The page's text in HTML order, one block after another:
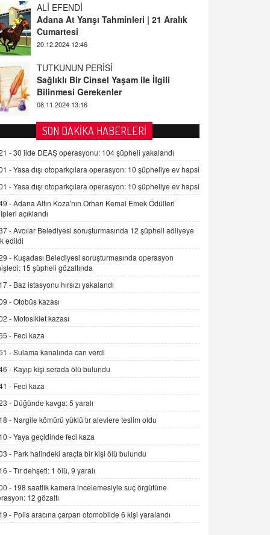
ALİ EFENDİ
Adana At Yarışı Tahminleri | 21 Aralık
Cumartesi
20.12.2024 12:46
TUTKUNUN PERİSİ
Sağlıklı Bir Cinsel Yaşam ile İlgili
Bilinmesi Gerekenler
08.11.2024 13:16
FARUK ÖNALAN
Tezkere Onaylanmasaydı…
2 Kasım 2021 Salı 00:11
AV. DOĞAN CAN DOĞAN
Kişisel verilerin korunması ve dijital
hukukun gelişimi
15.09.2025 16:17
SEHER EREK
Kış Ayları Geldi, Hangi Önlemler
Alınmalı?
9.12.2025 10:11
İNCİ GÜL AKÖL
Trump Keşke Adana'yı da Ziyaret Etse...
06.07.2026 13:00
ADEM AKÖL
Esed Destekçilerinin Yüzüne Vurulan
Şamar: Sednaya
11.12.2024 12:30
DR. EKREM ASLAN
Gerçek Ne, Algı Ne? "Beraber
Yürüyoruz" Cümlesinin Peşinden
19.07.2025 12:45
GÖNÜL MENEKŞE
Şifacının Yolu
04.11.2025 12:56
SON DAKİKA HABERLERİ
-30 ilde DEAŞ operasyonu: 104 şüpheli yakalandı
-Yasa dışı otoparkçılara operasyon: 10 şüpheliye ev hapsi
-Yasa dışı otoparkçılara operasyon: 10 şüpheliye ev hapsi
-Adana Altın Koza'nın Orhan Kemal Emek Ödülleri
açıklandı
-Avcılar Belediyesi soruşturmasında 12 şüpheli adliyeye
edildi
- Kuşadası Belediyesi soruşturmasında operasyon
15 şüpheli gözaltında
- Baz istasyonu hırsızı yakalandı
-Otobüs kazası
- Motosiklet kazası
- Feci kaza
-Sulama kanalında can verdi
- Kayıp kişi serada ölü bulundu
- Feci kaza
- Düğünde kavga: 5 yaralı
- Nargile kömürü yüklü tır alevlere teslim oldu
-Yaya geçidinde feci kaza
- Park halindeki araçta bir kişi ölü bulundu
-Tır dehşeti: 1 ölü, 9 yaralı
- 198 saatlik kamera incelemesiyle suç örgütüne
12 gözaltı
- Polis aracına çarpan otomobilde 6 kişi yaralandı